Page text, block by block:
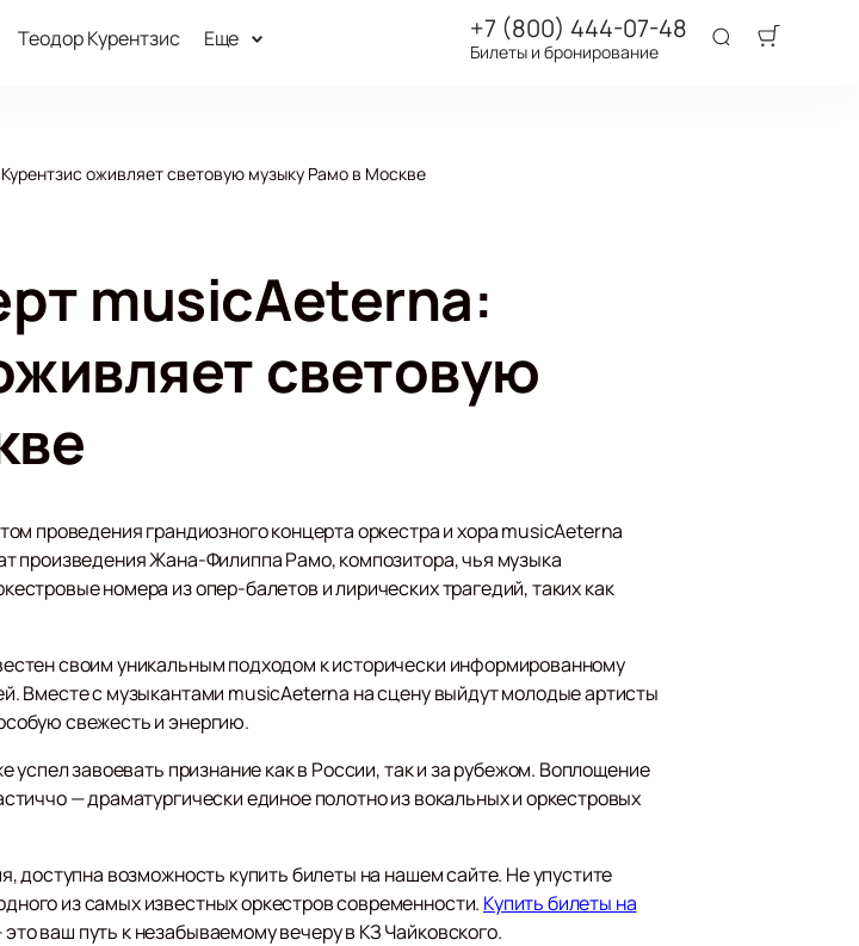
Теодор Курентзис Еще +7 (800) 444-07-48
Билеты и бронирование
оживляет световую музыку Рамо в Москве
musicAeterna:
световую
проведения грандиозного концерта оркестра и хора musicAeterna
произведения Жана-Филиппа Рамо, композитора, чья музыка
номера из опер-балетов и лирических трагедий, таких как
своим уникальным подходом к исторически информированному
Вместе с музыкантами musicAeterna на сцену выйдут молодые артисты
свежесть и энергию.
завоевать признание как в России, так и за рубежом. Воплощение
— драматургически единое полотно из вокальных и оркестровых
доступна возможность купить билеты на нашем сайте. Не упустите
из самых известных оркестров современности. Купить билеты на
ваш путь к незабываемому вечеру в КЗ Чайковского.